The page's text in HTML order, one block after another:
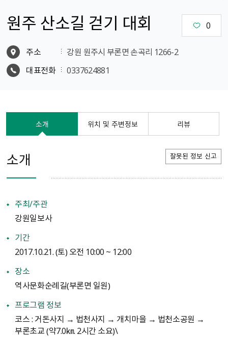
원주 산소길 걷기 대회 0
주소
강원 원주시 부론면 손곡리 1266-2
대표전화
0337624881
소개 위치 및 주변정보 리뷰
소개 잘못된 정보 신고
주최/주관
강원일보사
기간
2017.10.21. （토） 오전 10:00 ~ 12:00
장소
역사문화순례길（부론면 일원）
프로그램 정보
코스 : 거돈사지 → 법천사지 → 개치마을 → 법천소공원 →
부론초교 （약7.0㎞. 2시간 소요）\